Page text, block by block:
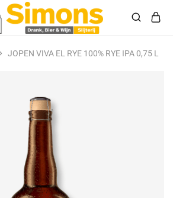
JOPEN VIVA EL RYE 100% RYE IPA 0,75 L